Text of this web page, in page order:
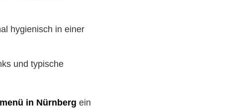
hygienisch in einer
und typische
in Nürnberg ein